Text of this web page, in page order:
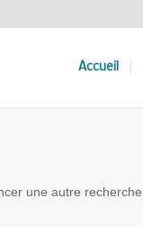
Accueil
une autre recherche.